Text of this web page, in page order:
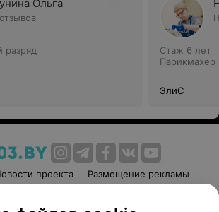
Ольга
разряд
Стаж 6 лет
Парикмахер
ЭлиС
проекта
Размещение рекламы